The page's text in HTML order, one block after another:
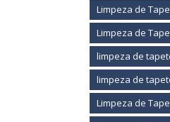
Limpeza de
Limpeza de
limpeza de
limpeza de
Limpeza de